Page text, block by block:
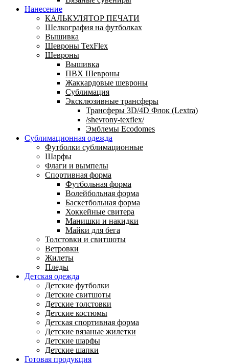
Нанесение
КАЛЬКУЛЯТОР ПЕЧАТИ
Шелкография на футболках
Вышивка
Шевроны TexFlex
Шевроны
Вышивка
ПВХ Шевроны
Жаккардовые шевроны
Сублимация
Эксклюзивные трансферы
Трансферы 3D/4D Флок (Lextra)
/shevrony-texflex/
Эмблемы Ecodomes
Сублимационная одежда
Футболки сублимационные
Шарфы
Флаги и вымпелы
Спортивная форма
Футбольная форма
Волейбольная форма
Баскетбольная форма
Хоккейные свитера
Манишки и накидки
Майки для бега
Толстовки и свитшоты
Ветровки
Жилеты
Пледы
Детская одежда
Детские футболки
Детские свитшоты
Детские толстовки
Детские костюмы
Детская спортивная форма
Детские вязаные жилетки
Детские шарфы
Детские шапки
Готовая продукция